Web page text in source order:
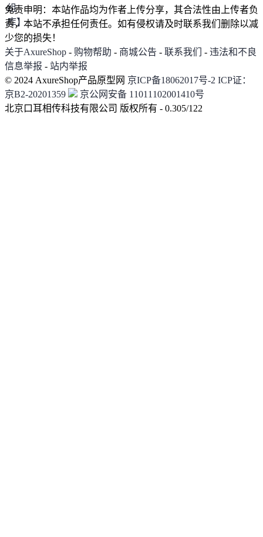
免责申明：本站作品均为作者上传分享，其合法性由上传者负
责，本站不承担任何责任。如有侵权请及时联系我们删除以减
少您的损失！
关于AxureShop - 购物帮助 - 商城公告 - 联系我们 - 违法和不良
信息举报 - 站内举报
© 2024 AxureShop产品原型网 京ICP备18062017号-2 ICP证：
京B2-20201359
京公网安备 11011102001410号
北京口耳相传科技有限公司 版权所有 - 0.305/122